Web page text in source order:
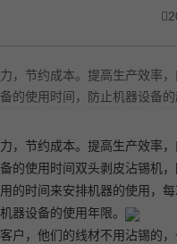
，节约成本。提高生产效率
的使用时间，防止机器设备
，节约成本。提高生产效率
的使用时间双头剥皮沾锡机
的时间来安排机器的使用，
器设备的使用年限。
户，他们的线材不用沾锡的